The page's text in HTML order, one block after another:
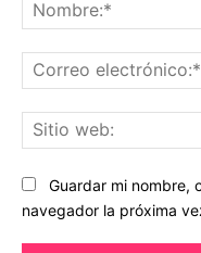
Guardar mi nombre,
navegador la próxima